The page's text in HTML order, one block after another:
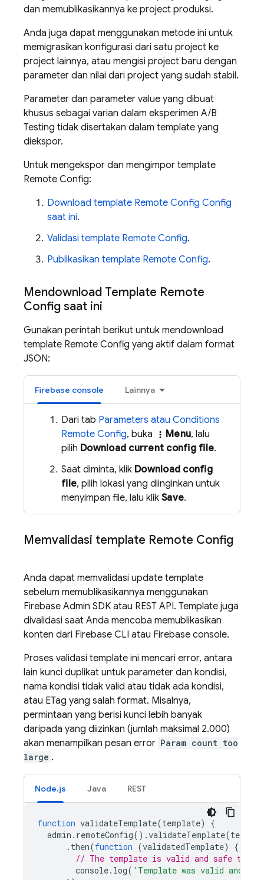
dan memublikasikannya ke project produksi.
Anda juga dapat menggunakan metode ini untuk
memigrasikan konfigurasi dari satu project ke
project lainnya, atau mengisi project baru dengan
parameter dan nilai dari project yang sudah stabil.
Parameter dan parameter value yang dibuat
khusus sebagai varian dalam eksperimen A/B
Testing tidak disertakan dalam template yang
diekspor.
Untuk mengekspor dan mengimpor template
Remote Config:
Download template Remote Config Config
saat ini.
Validasi template Remote Config.
Publikasikan template Remote Config.
Mendownload Template Remote
Config saat ini
Gunakan perintah berikut untuk mendownload
template Remote Config yang aktif dalam format
JSON:
Firebase console Lainnya
Dari tab Parameters atau Conditions
Remote Config, buka more_vert Menu, lalu
pilih Download current config file.
Saat diminta, klik Download config
file, pilih lokasi yang diinginkan untuk
menyimpan file, lalu klik Save.
Memvalidasi template Remote Config
Anda dapat memvalidasi update template
sebelum memublikasikannya menggunakan
Firebase Admin SDK atau REST API. Template juga
divalidasi saat Anda mencoba memublikasikan
konten dari Firebase CLI atau Firebase console.
Proses validasi template ini mencari error, antara
lain kunci duplikat untuk parameter dan kondisi,
nama kondisi tidak valid atau tidak ada kondisi,
atau ETag yang salah format. Misalnya,
permintaan yang berisi kunci lebih banyak
daripada yang diizinkan (jumlah maksimal 2.000)
akan menampilkan pesan error Param count too
large .
Node.js Java REST
function validateTemplate(template)
{
admin . remoteConfig().validateTemplate(
. then(function (validatedTemplate)
{
// The template is valid and safe to
console. log( 'Template was valid and